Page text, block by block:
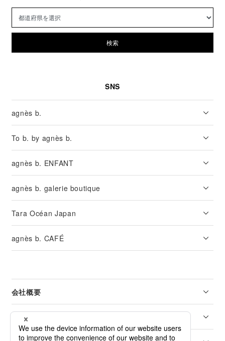
検索
SNS
agnès b.
To b. by agnès b.
agnès b. ENFANT
agnès b. galerie boutique
Tara Océan Japan
agnès b. CAFÉ
会社概要
リーガル